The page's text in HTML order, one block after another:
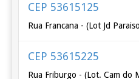
CEP 53615125
Rua Francana - (Lot Jd
CEP 53615225
Rua Friburgo - (Lot. Cam do